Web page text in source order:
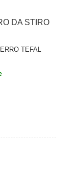
DA STIRO
TEFAL